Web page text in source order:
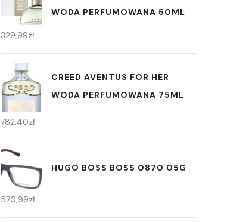
WODA PERFUMOWANA 50ML
329,99zł
CREED AVENTUS FOR HER
WODA PERFUMOWANA 75ML
782,40zł
HUGO BOSS BOSS 0870 05G
570,99zł